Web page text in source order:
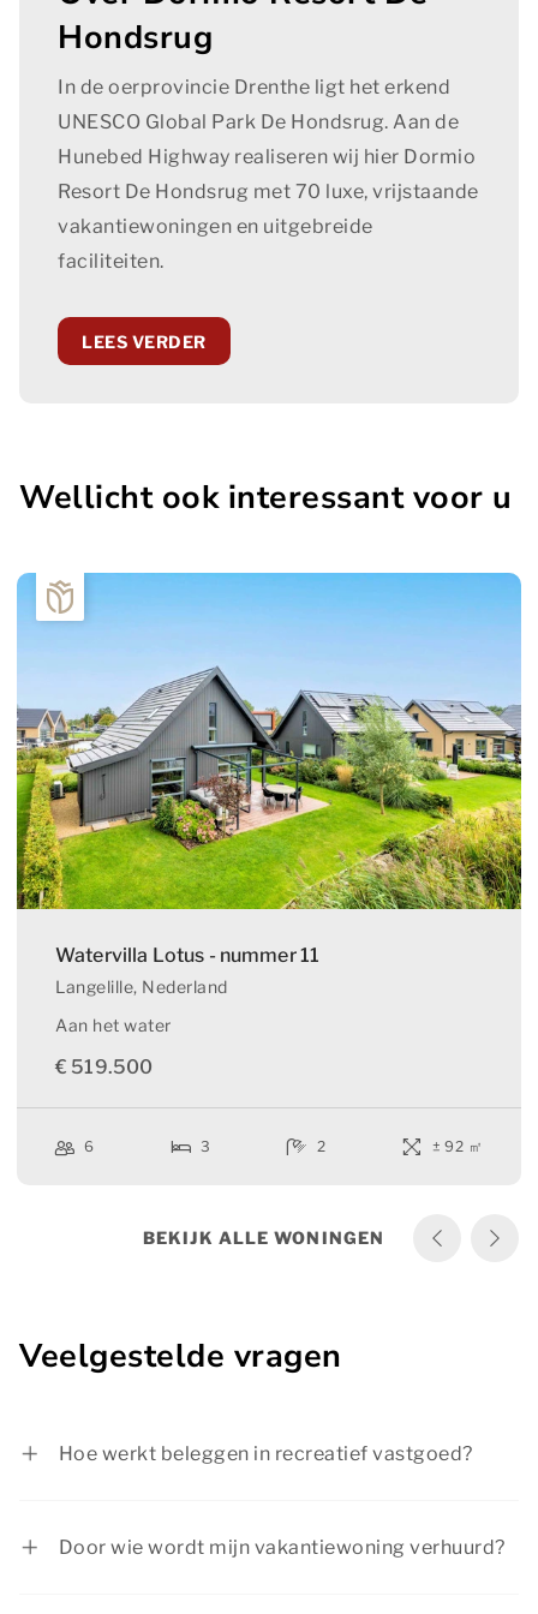
Hondsrug
In de oerprovincie Drenthe ligt het erkend
UNESCO Global Park De Hondsrug. Aan de
Hunebed Highway realiseren wij hier Dormio
Resort De Hondsrug met 70 luxe, vrijstaande
vakantiewoningen en uitgebreide
faciliteiten.
LEES VERDER
Wellicht ook interessant voor u
Watervilla Lotus - nummer 11
Langelille, Nederland
Aan het water
€ 519.500
6 3 2 ± 92 ㎡
BEKIJK ALLE WONINGEN
Veelgestelde vragen
Hoe werkt beleggen in recreatief vastgoed?
Door wie wordt mijn vakantiewoning verhuurd?
Essentiële cookies worden gebruikt om algemene
statistieken vast te leggen en kunnen in geen geval
herleidbaar zijn naar een persoon.
Essentiële cookies
Marketing
Marketingcookies worden gebruikt om bezoekers te
volgen wanneer ze verschillende websites bezoeken.
gebruiker. Deze advertenties worden zo waardevoller
voor uitgevers en externe adverteerders.
Functionele cookies zijn nodig om een boeking te
we om onze sites elke dag weer een beetje beter te
maken. Het bezoekgedrag wordt anoniem in beeld
Functionele en analytische cookies
OPSLAAN ALLES ACCEPTEREN